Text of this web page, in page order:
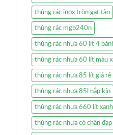
thùng rác inox tròn gạt tàn
thùng rác mgb240n
thùng rác nhựa 60 lít 4
thùng rác nhựa 60 lít màu
thùng rác nhựa 85 lít giá rẻ
thùng rác nhựa 85l nắp kín
thùng rác nhựa 660 lít
thùng rác nhựa có chân